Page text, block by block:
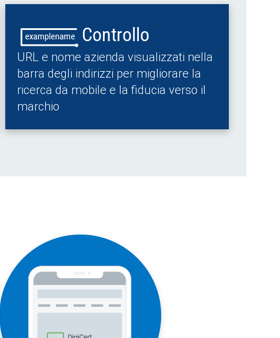
Controllo
URL e nome azienda visualizzati nella
barra degli indirizzi per migliorare la
ricerca da mobile e la fiducia verso il
marchio